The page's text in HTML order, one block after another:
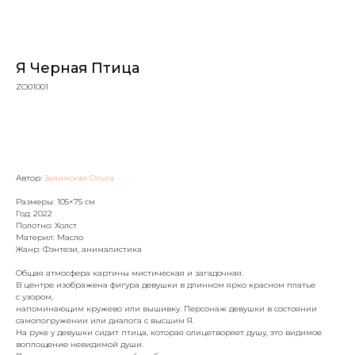
Я Черная Птица
ZO01001
Автор: Зелинская Ольга
Размеры: 105×75 см
Год: 2022
Полотно: Холст
Материл: Масло
Жанр: Фэнтези, анималистика
Общая атмосфера картины мистическая и загадочная.
В центре изображена фигура девушки в длинном ярко красном платье
с узором,
напоминающим кружево или вышивку. Персонаж девушки в состоянии
самопогружении или диалога с высшим Я.
На руке у девушки сидит птица, которая олицетворяет душу, это видимое
воплощение невидимой души.
Артромус — площадка,
объединяющая
профессиональных художников